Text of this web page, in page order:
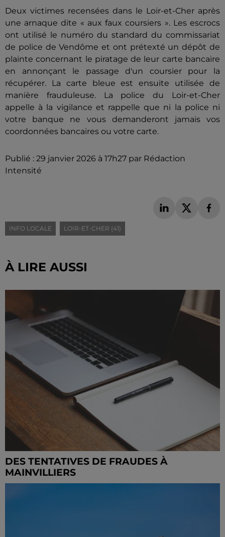
Deux victimes recensées dans le Loir-et-Cher après
une arnaque dite « aux faux coursiers ». Les escrocs
ont utilisé le numéro du standard du commissariat
de police de Vendôme et ont prétexté un dépôt de
plainte concernant le piratage de leur carte bancaire
en annonçant le passage d'un coursier pour la
récupérer. La carte bleue est ensuite utilisée de
manière frauduleuse. La police du Loir-et-Cher
appelle à la vigilance et rappelle que ni la police ni
votre banque ne vous demanderont jamais vos
coordonnées bancaires ou votre carte.
Publié : 29 janvier 2026 à 17h27 par Rédaction
Intensité
INFO LOCALE LOIR-ET-CHER (41)
À LIRE AUSSI
DES TENTATIVES DE FRAUDES À
MAINVILLIERS